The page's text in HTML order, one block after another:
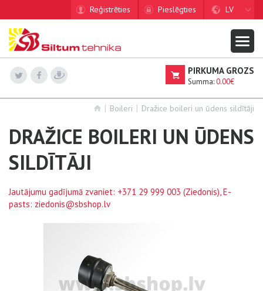
Reģistrēties Pieslēgties LV
PIRKUMA GROZS
Summa:0.00€
Boileri Dražice boileri un ūdens sildītāji
DRAŽICE BOILERI UN ŪDENS
SILDĪTĀJI
Jautājumu gadījumā zvaniet: +371 29 999 003 (Ziedonis), E-
pasts: ziedonis@sbshop.lv